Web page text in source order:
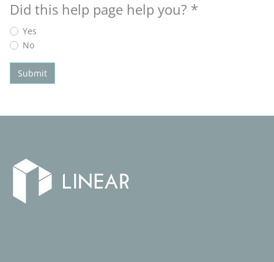
Did this help page help you? *
Yes
No
Submit